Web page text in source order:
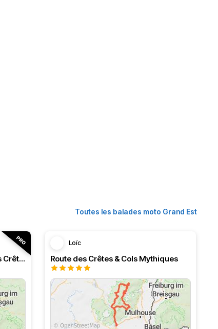
Toutes les balades moto Grand Est
Ballons des Vosges et route des Crêtes
Loïc
Route des Crêtes & Cols Mythiques